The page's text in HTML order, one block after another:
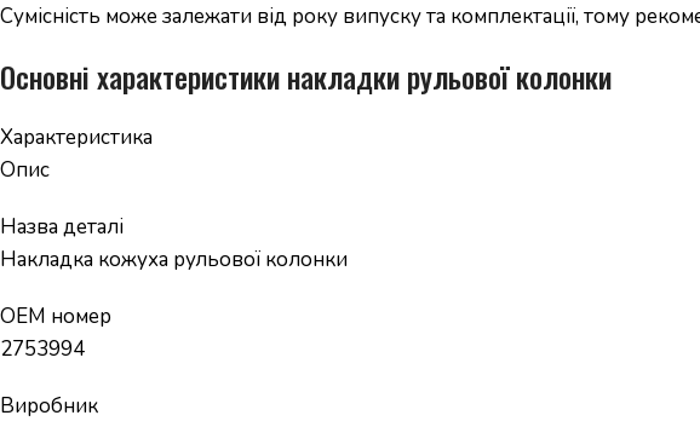
Сумісність може залежати від року випуску та комплектації, тому
Основні характеристики накладки рульової колонки
Характеристика
Опис
Назва деталі
Накладка кожуха рульової колонки
OEM номер
2753994
Виробник